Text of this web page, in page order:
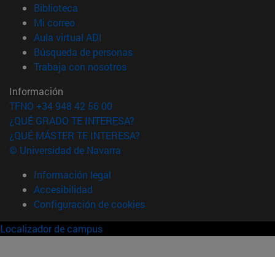
Biblioteca
Mi correo(abre en nueva ventana)
Aula virtual ADI
Búsqueda de personas(abre en nueva ventana)
Trabaja con nosotros(abre en nueva ventana)
Información
TFNO +34 948 42 56 00
¿QUÉ GRADO TE INTERESA?
¿QUÉ MÁSTER TE INTERESA?
© Universidad de Navarra
Información legal
Accesibilidad
Configuración de cookies
Localizador de campus